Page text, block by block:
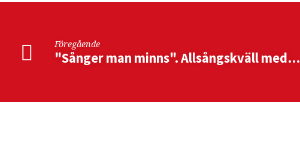
Föregående
"Sånger man minns". Allsångskväll med…